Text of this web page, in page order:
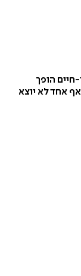
הופך
אחד לא יוצא